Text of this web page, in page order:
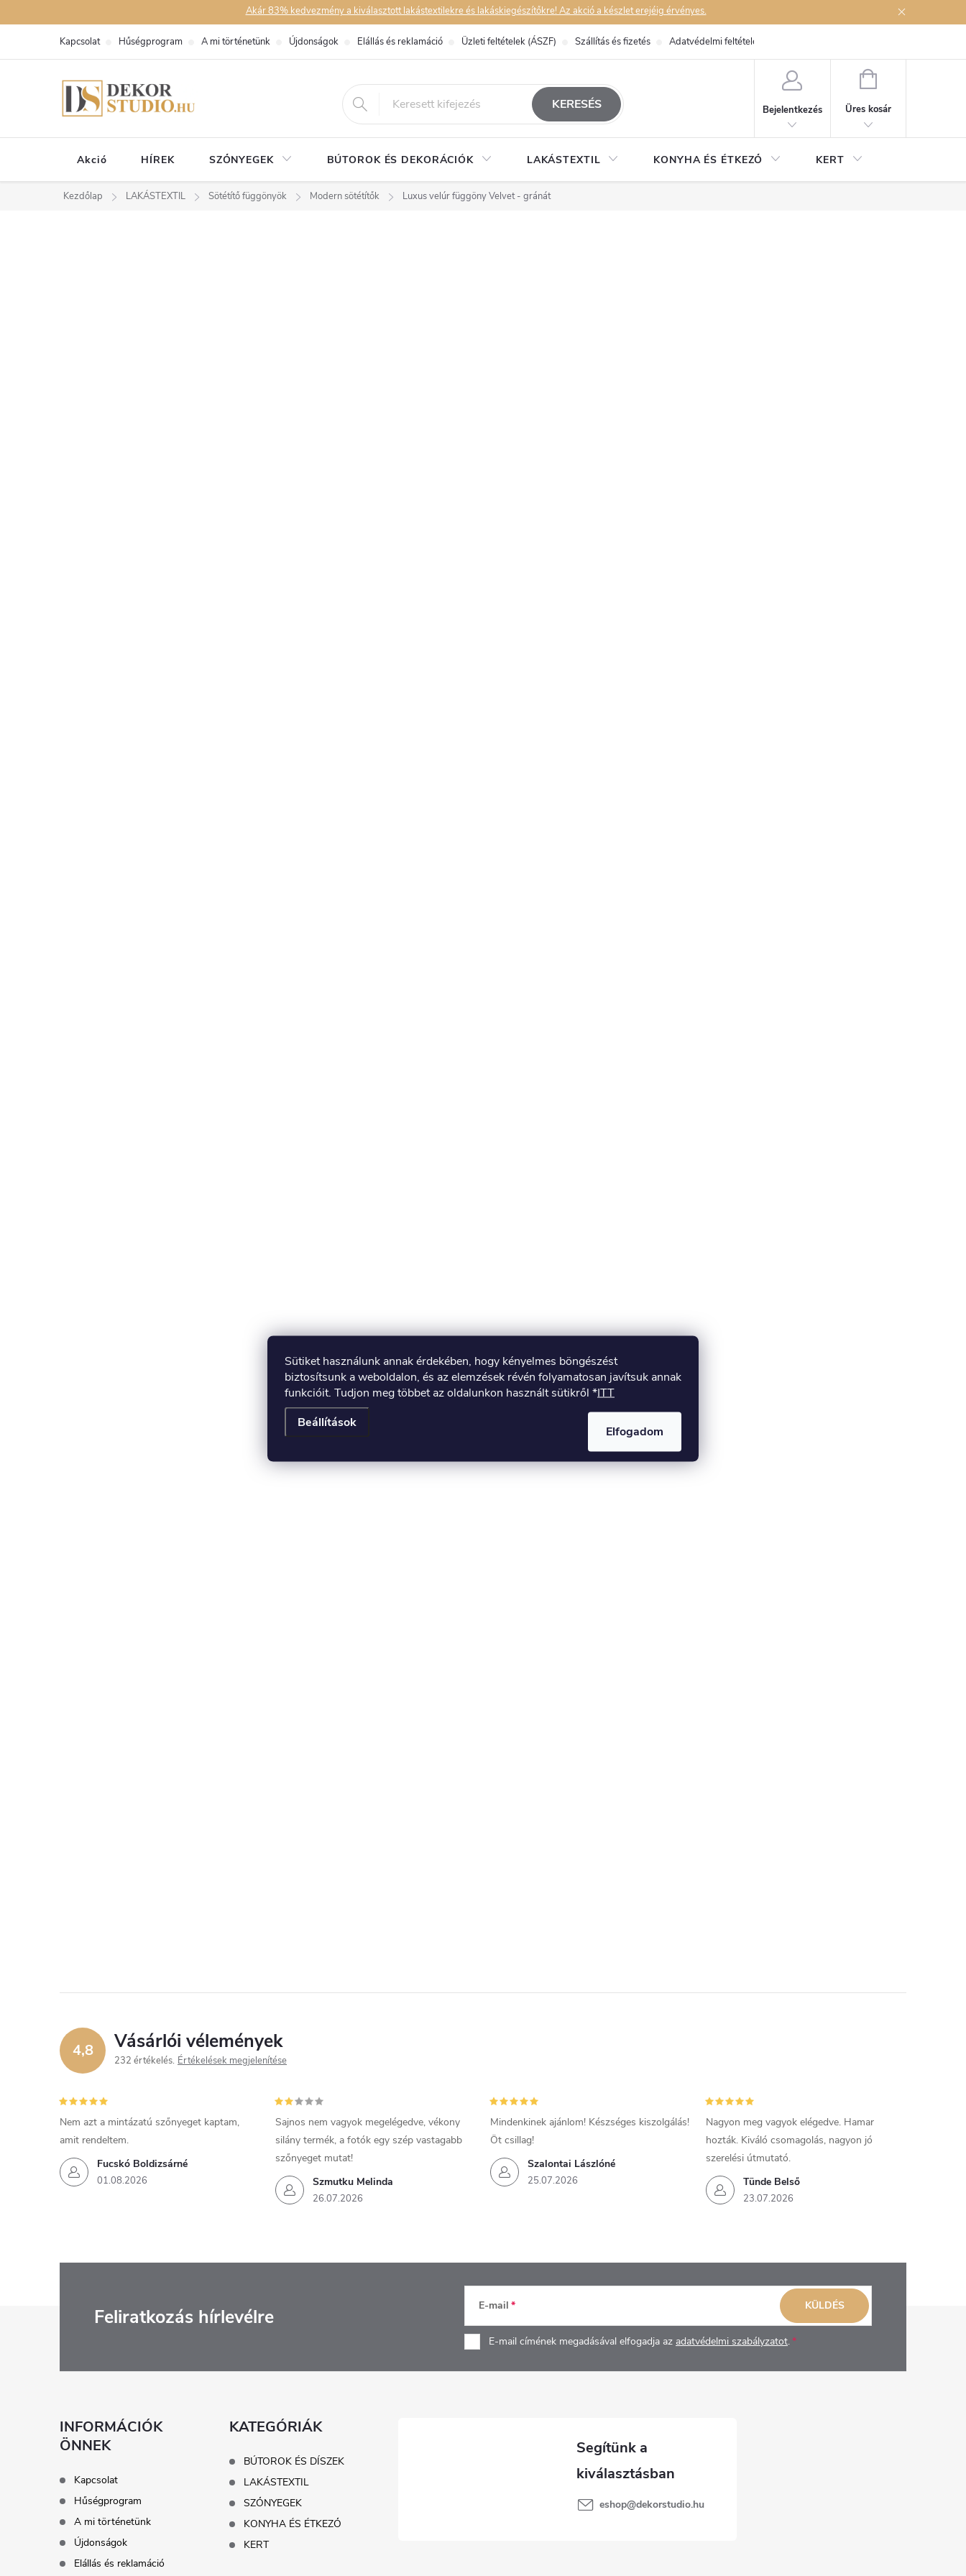
Sütiket használunk annak érdekében, hogy kényelmes böngészést
biztosítsunk a weboldalon, és az elemzések révén folyamatosan javítsuk annak
funkcióit. Tudjon meg többet az oldalunkon használt sütikről *ITT
Beállítások
Elfogadom
a
Akár 83% kedvezmény a kiválasztott lakástextilekre és lakáskiegészítőkre! Az akció a készlet erejéig érvényes.
eshop@dekorstudio.hu
Kapcsolat Hűségprogram A mi történetünk Újdonságok Elállás és reklamáció Üzleti feltételek (ÁSZF) Szállítás és fizetés Adatvédelmi feltételek
KERESÉS Bejelentkezés
KOSÁR
Üres kosár
Akció HÍREK SZŐNYEGEK BÚTOROK ÉS DEKORÁCIÓK LAKÁSTEXTIL KONYHA ÉS ÉTKEZŐ KERT
Kezdőlap LAKÁSTEXTIL Sötétítő függönyök Modern sötétítők Luxus velúr függöny Velvet - gránát
4,8 Vásárlói vélemények
232 értékelés Értékelések megjelenítése
Fucskó Boldizsárné
01.08.2026
Nem azt a mintázatú szőnyeget kaptam,
amit rendeltem.
Szmutku Melinda
26.07.2026
Sajnos nem vagyok megelégedve, vékony
silány termék, a fotók egy szép vastagabb
szőnyeget mutat!
Szalontai Lászlóné
25.07.2026
Mindenkinek ajánlom! Készséges kiszolgálás!
Öt csillag!
Tünde Belső
23.07.2026
Nagyon meg vagyok elégedve. Hamar
hozták. Kiváló csomagolás, nagyon jó
szerelési útmutató.
Feliratkozás hírlevélre E-mail
E-mail címének megadásával elfogadja az adatvédelmi szabályzatot.
KÜLDÉS
INFORMÁCIÓK
ÖNNEK
Kapcsolat
Hűségprogram
A mi történetünk
Újdonságok
Elállás és reklamáció
KATEGÓRIÁK
BÚTOROK ÉS DÍSZEK
LAKÁSTEXTIL
SZŐNYEGEK
KONYHA ÉS ÉTKEZŐ
KERT
eshop@dekorstudio.hu